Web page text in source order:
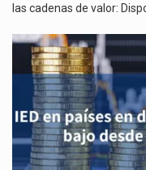
las cadenas de valor: